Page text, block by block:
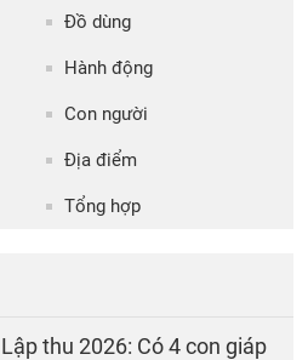
Đồ dùng
Hành động
Con người
Địa điểm
Tổng hợp
thu 2026: Có 4 con giáp